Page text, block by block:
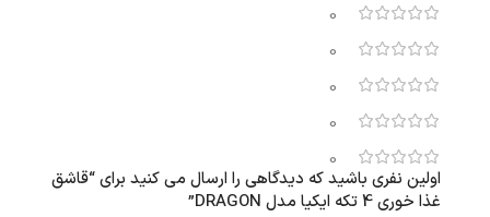
0
0
0
0
0
اولین نفری باشید که دیدگاهی را ارسال می کنید برای “قاشق
غذا خوری 4 تکه ایکیا مدل DRAGON”